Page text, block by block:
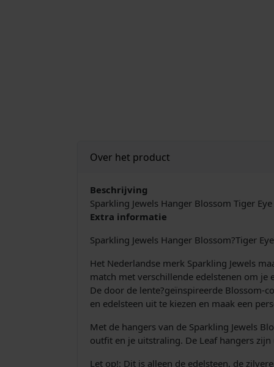
Over het product
Beschrijving
Sparkling Jewels Hanger Blossom Tiger Eye
Extra informatie
Sparkling Jewels Hanger Blossom?Tiger
Het Nederlandse merk Sparkling Jewels
match met verschillende edelstenen om je
De door de lente?geïnspireerde Blossom-
en edelsteen uit te kiezen en maak een
Met de hangers van de Sparkling Jewels
outfit en je uitstraling. De Leaf hangers
Let op!: Dit is alleen de edelsteen, de